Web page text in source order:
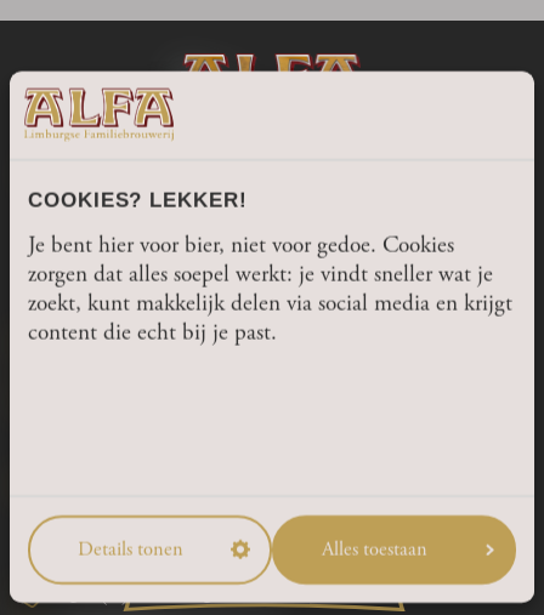
COOKIES? LEKKER!
Je bent hier voor bier, niet voor gedoe. Cookies
zorgen dat alles soepel werkt: je vindt sneller wat je
zoekt, kunt makkelijk delen via social media en krijgt
content die echt bij je past.
Details tonen Alles toestaan
CONTACT
+31(0)46 44 32 888
ARE YOU 18 YEARS OR
OLDER?
NO